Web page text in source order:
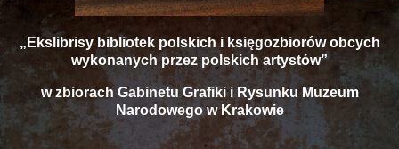
„Ekslibrisy bibliotek polskich i księgozbiorów obcych
wykonanych przez polskich artystów”
w zbiorach Gabinetu Grafiki i Rysunku Muzeum
Narodowego w Krakowie